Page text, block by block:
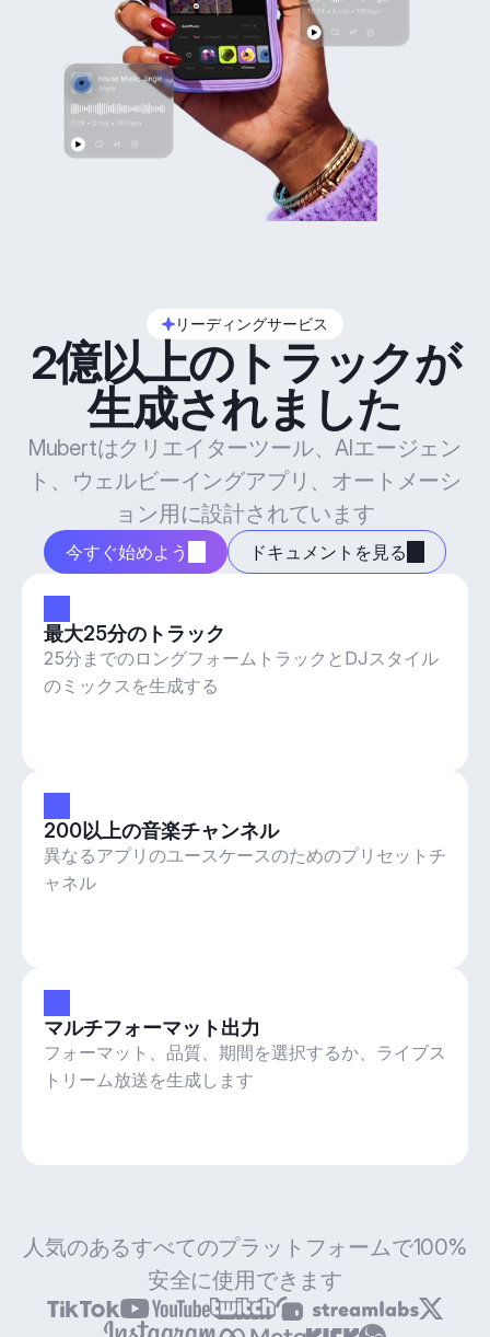
リーディングサービス
2億以上のトラックが
生成されました
Mubertはクリエイターツール、AIエージェン
ト、ウェルビーイングアプリ、オートメーシ
ョン用に設計されています
今すぐ始めよう ドキュメントを見る
最大25分のトラック
25分までのロングフォームトラックとDJスタイル
のミックスを生成する
200以上の音楽チャンネル
異なるアプリのユースケースのためのプリセットチ
ャネル
マルチフォーマット出力
フォーマット、品質、期間を選択するか、ライブス
トリーム放送を生成します
人気のあるすべてのプラットフォームで100%
安全に使用できます